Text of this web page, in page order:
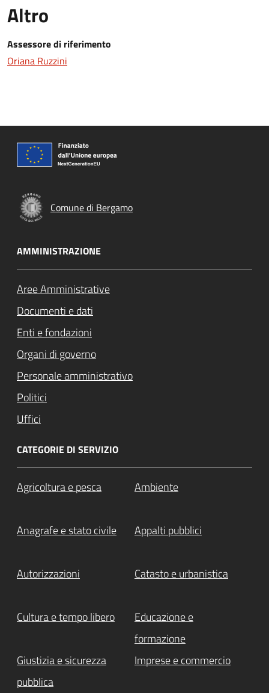
Altro
Assessore di riferimento
Oriana Ruzzini
Comune di Bergamo
AMMINISTRAZIONE
Aree Amministrative
Documenti e dati
Enti e fondazioni
Organi di governo
Personale amministrativo
Politici
Uffici
CATEGORIE DI SERVIZIO
Agricoltura e pesca Ambiente
Anagrafe e stato civile Appalti pubblici
Autorizzazioni Catasto e urbanistica
Cultura e tempo libero
Educazione e
formazione
Giustizia e sicurezza
pubblica
Imprese e commercio